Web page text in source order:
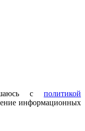
с политикой
информационных